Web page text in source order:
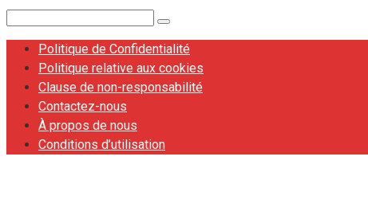
Politique de Confidentialité
Politique relative aux cookies
Clause de non-responsabilité
Contactez-nous
À propos de nous
Conditions d’utilisation